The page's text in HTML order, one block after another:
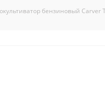
бензиновый Carver